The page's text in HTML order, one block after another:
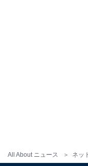
All About ニュース ネッ